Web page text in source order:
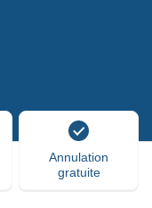
Annulation
gratuite